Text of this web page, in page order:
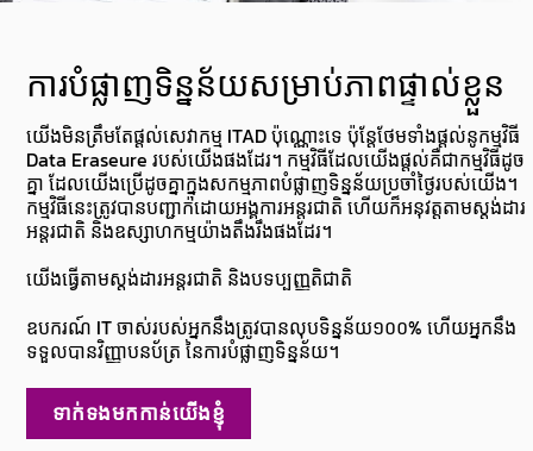
ការបំផ្លាញទិន្នន័យសម្រាប់ភាពផ្ទាល់ខ្លួន
យើងមិនត្រឹមតែផ្ដល់សេវាកម្ម ITAD ប៉ុណ្ណោះទេ ប៉ុន្តែថែមទាំងផ្ដល់នូកម្មវិធី
Data Eraseure របស់យើងផងដែរ។ កម្មវិធីដែលយើងផ្ដល់គឺជាកម្មវិធីដូច
គ្នា ដែលយើងប្រើដូចគ្នាក្នុងសកម្មភាពបំផ្លាញទិន្នន័យប្រចាំថ្ងៃរបស់យើង។
កម្មវិធីនេះត្រូវបានបញ្ជាក់ដោយអង្គការអន្តរជាតិ ហើយក៏អនុវត្តតាមស្តង់ដារ
អន្តរជាតិ និងឧស្សាហកម្មយ៉ាងតឹងរឹងផងដែរ។
យើងធ្វើតាមស្តង់ដារអន្តរជាតិ និងបទប្បញ្ញតិជាតិ
ឧបករណ៍ IT ចាស់របស់អ្នកនឹងត្រូវបានលុបទិន្នន័យ១០០% ហើយអ្នកនឹង
ទទួលបានវិញ្ញាបនប័ត្រ នៃការបំផ្លាញទិន្នន័យ។
ទាក់ទងមកកាន់យើងខ្ញុំ